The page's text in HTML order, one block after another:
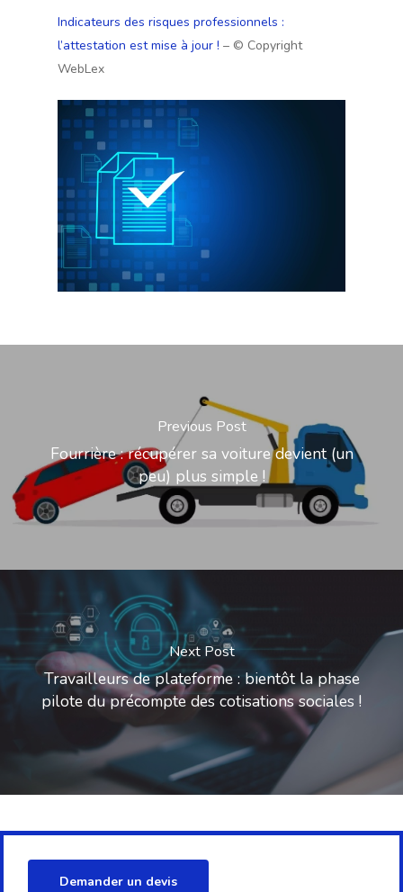
Indicateurs des risques professionnels :
l’attestation est mise à jour ! – © Copyright
WebLex
Previous Post
Fourrière : récupérer sa voiture devient (un
peu) plus simple !
Next Post
Travailleurs de plateforme : bientôt la phase
pilote du précompte des cotisations sociales !
Demander un devis